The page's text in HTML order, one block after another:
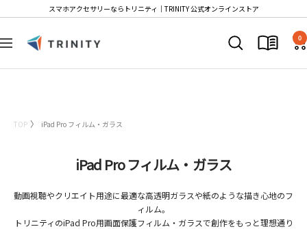
テ
ツ
スマホアクセサリーならトリニティ│TRINITY 公式オンラインストア
ナ
T
i
t
r
e
0
TOP iPad Pro フィルム・ガラス
iPad Pro フィルム・ガラス
動画視聴やクリエイト用途に最適な高透明ガラスや紙のような描き心地のフ
ィルム。
トリニティのiPad Pro用画面保護フィルム・ガラスで創作をもっと理想通り